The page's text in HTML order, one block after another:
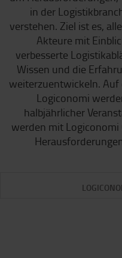
in der
verstehen. Ziel ist es,
Akteure mit
verbesserte
Wissen und die
weiterzuentwickeln.
Logiconomi
halbjährlicher
werden mit